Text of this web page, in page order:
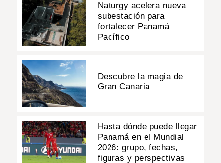
Naturgy acelera nueva
subestación para
fortalecer Panamá
Pacífico
Descubre la magia de
Gran Canaria
Hasta dónde puede llegar
Panamá en el Mundial
2026: grupo, fechas,
figuras y perspectivas